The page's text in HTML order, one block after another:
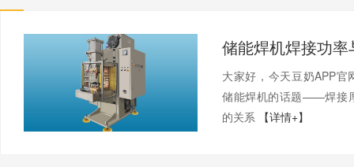
大家好，今天豆奶APP
储能焊机的话题——焊接
的关系 【详情+】